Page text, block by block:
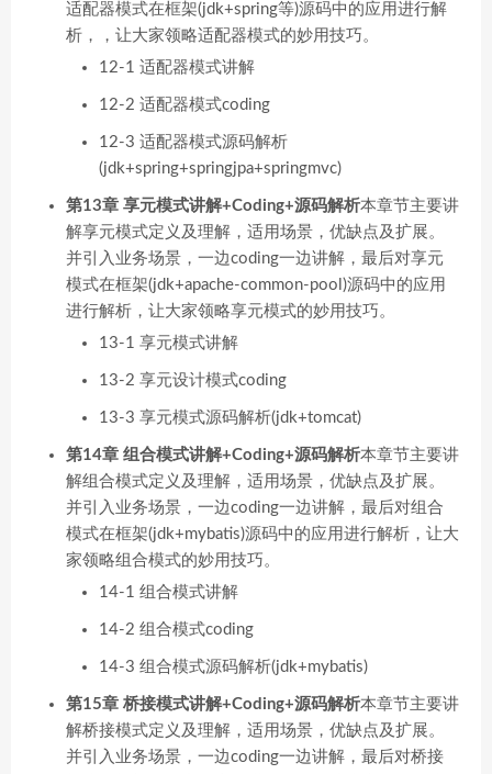
适配器模式在框架(jdk+spring等)源码中的应用进行解
析，，让大家领略适配器模式的妙用技巧。
12-1 适配器模式讲解
12-2 适配器模式coding
12-3 适配器模式源码解析
(jdk+spring+springjpa+springmvc)
第13章 享元模式讲解+Coding+源码解析本章节主要讲
解享元模式定义及理解，适用场景，优缺点及扩展。
并引入业务场景，一边coding一边讲解，最后对享元
模式在框架(jdk+apache-common-pool)源码中的应用
进行解析，让大家领略享元模式的妙用技巧。
13-1 享元模式讲解
13-2 享元设计模式coding
13-3 享元模式源码解析(jdk+tomcat)
第14章 组合模式讲解+Coding+源码解析本章节主要讲
解组合模式定义及理解，适用场景，优缺点及扩展。
并引入业务场景，一边coding一边讲解，最后对组合
模式在框架(jdk+mybatis)源码中的应用进行解析，让大
家领略组合模式的妙用技巧。
14-1 组合模式讲解
14-2 组合模式coding
14-3 组合模式源码解析(jdk+mybatis)
第15章 桥接模式讲解+Coding+源码解析本章节主要讲
解桥接模式定义及理解，适用场景，优缺点及扩展。
并引入业务场景，一边coding一边讲解，最后对桥接